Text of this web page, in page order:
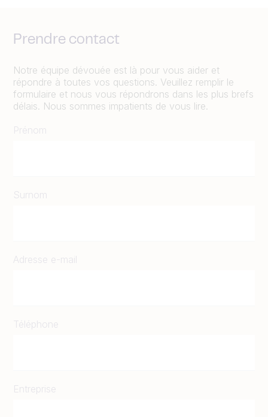
Prendre contact
Notre équipe dévouée est là pour vous aider et
répondre à toutes vos questions. Veuillez remplir le
formulaire et nous vous répondrons dans les plus brefs
délais. Nous sommes impatients de vous lire.
Prénom
Surnom
Adresse e-mail
Téléphone
Entreprise